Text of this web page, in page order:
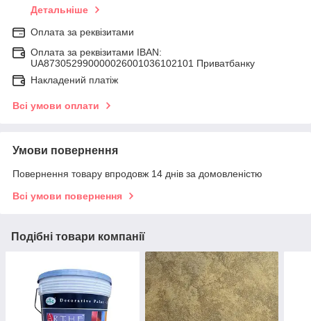
Детальніше
Оплата за реквізитами
Оплата за реквізитами IBAN:
UA873052990000026001036102101 Приватбанку
Накладений платіж
Всі умови оплати
Умови повернення
Повернення товару впродовж 14 днів за домовленістю
Всі умови повернення
Подібні товари компанії